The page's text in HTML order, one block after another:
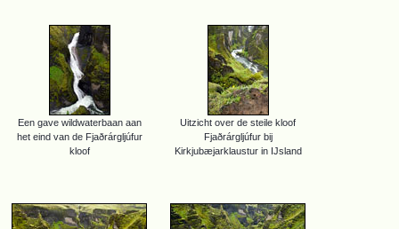
Een gave wildwaterbaan aan
het eind van de Fjaðrárgljúfur
kloof
Uitzicht over de steile kloof
Fjaðrárgljúfur bij
Kirkjubæjarklaustur in IJsland